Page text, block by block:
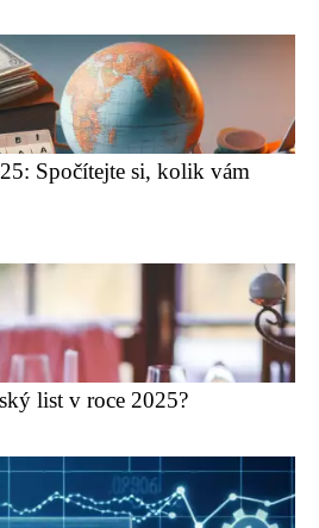
Spočítejte si, kolik vám
list v roce 2025?